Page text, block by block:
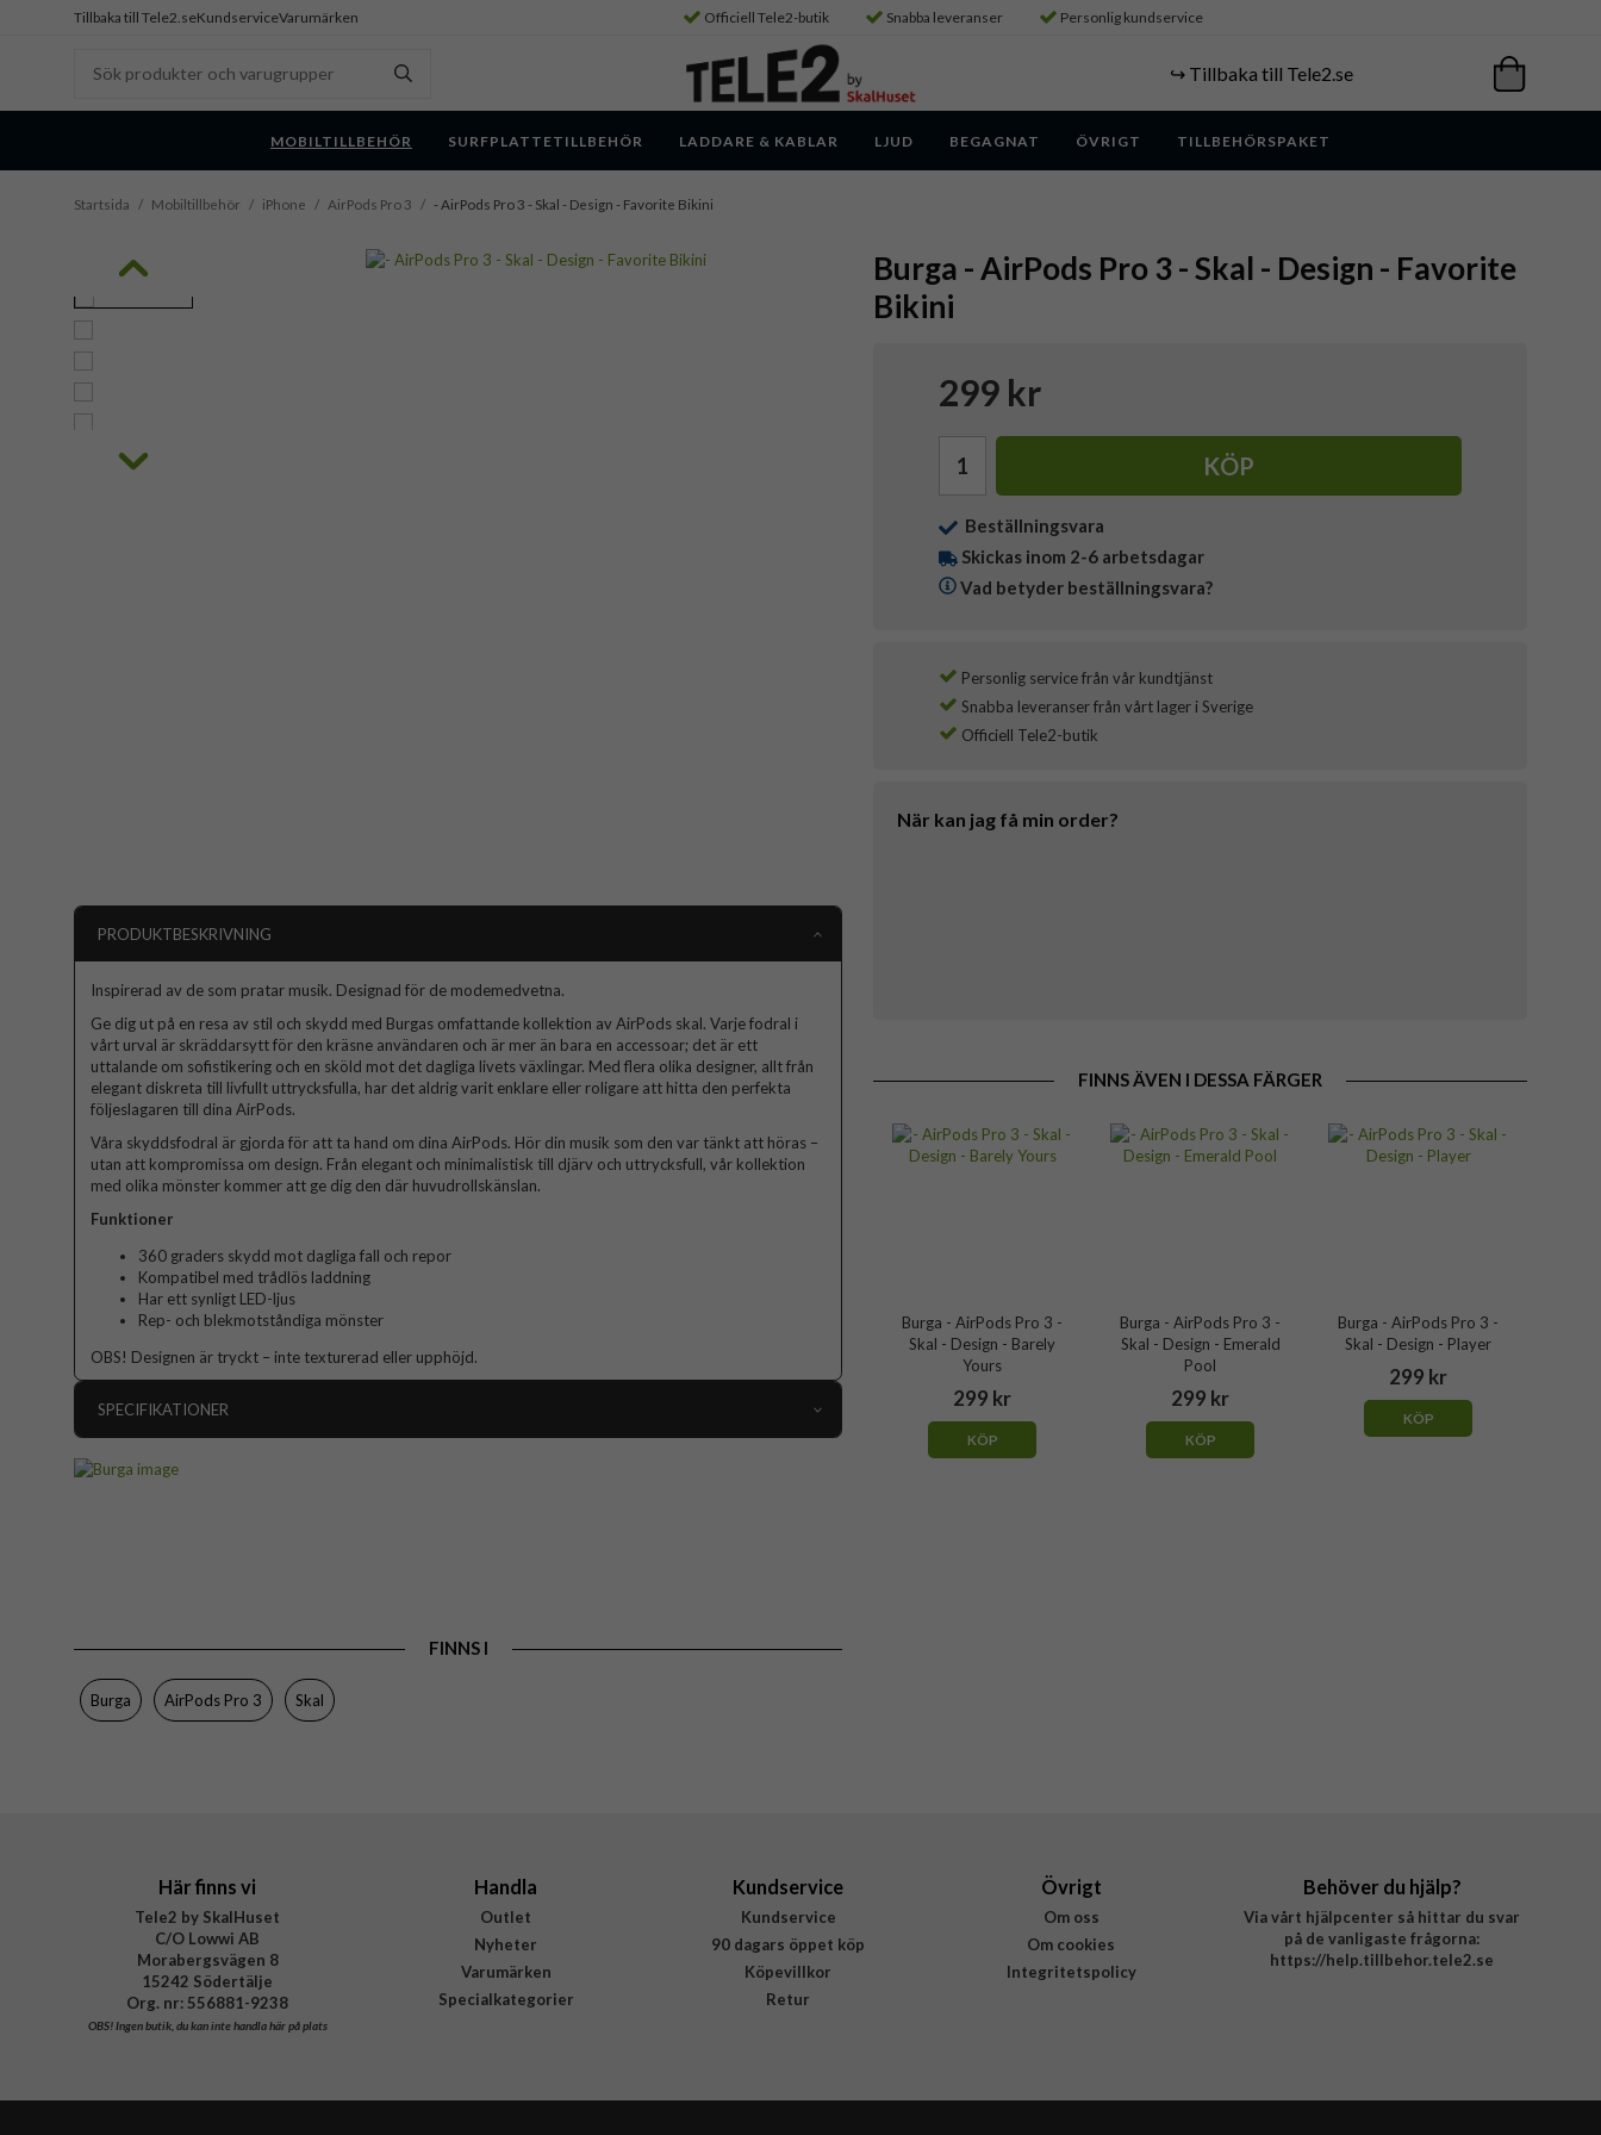
Tillbaka till Tele2.seKundserviceVarumärken Officiell Tele2-butik Snabba leveranser Personlig kundservice
↪️ Tillbaka till Tele2.se
MOBILTILLBEHÖR SURFPLATTETILLBEHÖR LADDARE & KABLAR LJUD BEGAGNAT ÖVRIGT TILLBEHÖRSPAKET
Startsida / Mobiltillbehör / iPhone / AirPods Pro 3 / - AirPods Pro 3 - Skal - Design - Favorite Bikini
Burga - AirPods Pro 3 - Skal - Design - Favorite
Bikini
299 kr
KÖP
Beställningsvara
Skickas inom 2-6 arbetsdagar
Vad betyder beställningsvara?
Personlig service från vår kundtjänst
Snabba leveranser från vårt lager i Sverige
Officiell Tele2-butik
När kan jag få min order?
FINNS ÄVEN I DESSA FÄRGER
Burga - AirPods Pro 3 -
Skal - Design - Barely
Yours
299 kr
KÖP
Burga - AirPods Pro 3 -
Skal - Design - Emerald
Pool
299 kr
KÖP
Burga - AirPods Pro 3 -
Skal - Design - Player
299 kr
KÖP
PRODUKTBESKRIVNING
Inspirerad av de som pratar musik. Designad för de modemedvetna.
Ge dig ut på en resa av stil och skydd med Burgas omfattande kollektion av AirPods skal. Varje fodral i
vårt urval är skräddarsytt för den kräsne användaren och är mer än bara en accessoar; det är ett
uttalande om sofistikering och en sköld mot det dagliga livets växlingar. Med flera olika designer, allt från
elegant diskreta till livfullt uttrycksfulla, har det aldrig varit enklare eller roligare att hitta den perfekta
följeslagaren till dina AirPods.
Våra skyddsfodral är gjorda för att ta hand om dina AirPods. Hör din musik som den var tänkt att höras –
utan att kompromissa om design. Från elegant och minimalistisk till djärv och uttrycksfull, vår kollektion
med olika mönster kommer att ge dig den där huvudrollskänslan.
Funktioner
360 graders skydd mot dagliga fall och repor
Kompatibel med trådlös laddning
Har ett synligt LED-ljus
Rep- och blekmotståndiga mönster
OBS! Designen är tryckt – inte texturerad eller upphöjd.
SPECIFIKATIONER
Varumärke
Burga
Tillverkarens art nr
EAN
FINNS I
Burga AirPods Pro 3 Skal
Här finns vi
Tele2 by SkalHuset
C/O Lowwi AB
Morabergsvägen 8
15242 Södertälje
Org. nr: 556881-9238
OBS!Ingen butik, du kan inte handla här på plats
Handla
Outlet
Nyheter
Varumärken
Specialkategorier
Kundservice
Kundservice
90 dagars öppet köp
Köpevillkor
Retur
Övrigt
Om oss
Om cookies
Integritetspolicy
Behöver du hjälp?
Via vårt hjälpcenter så hittar du svar
på de vanligaste frågorna:
https://help.tillbehor.tele2.se